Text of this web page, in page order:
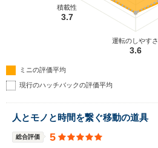
運転のしやすさ
3.6
積載性
3.7
ミニの評価平均
現行のハッチバックの評価平均
人とモノと時間を繋ぐ移動の道具
総合評価 5